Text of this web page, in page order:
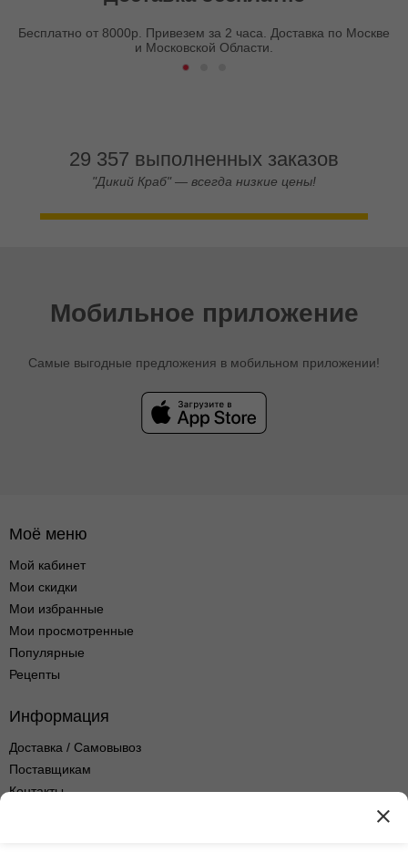
Бесплатно от 8000р. Привезем за 2 часа. Доставка по Москве
и Московской Области.
29 357 выполненных заказов
"Дикий Краб" — всегда низкие цены!
Мобильное приложение
Самые выгодные предложения в мобильном приложении!
Моё меню
Мой кабинет
Мои скидки
Мои избранные
Мои просмотренные
Популярные
Рецепты
Информация
Доставка / Самовывоз
Поставщикам
Контакты